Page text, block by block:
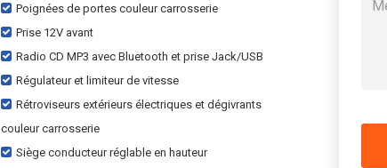
Poignées de portes couleur carrosserie
Prise 12V avant
Radio CD MP3 avec Bluetooth et prise Jack/USB
Régulateur et limiteur de vitesse
Rétroviseurs extérieurs électriques et dégivrants
couleur carrosserie
Siège conducteur réglable en hauteur